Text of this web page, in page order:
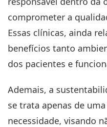
comprometer a
Essas clínicas, ainda
benefícios tanto
dos pacientes e
Ademais, a
se trata apenas de
necessidade, visando